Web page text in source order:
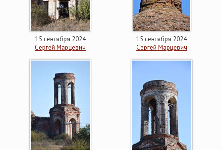
15 сентября 2024
Сергей Марцевич
15 сентября 2024
Сергей Марцевич